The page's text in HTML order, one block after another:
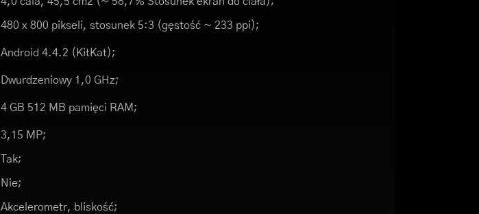
480 x 800 pikseli, stosunek 5:3 (gęstość ~ 233 ppi);
Android 4.4.2 (KitKat);
Dwurdzeniowy 1,0 GHz;
4 GB 512 MB pamięci RAM;
3,15 MP;
Tak;
Nie;
Akcelerometr, bliskość;